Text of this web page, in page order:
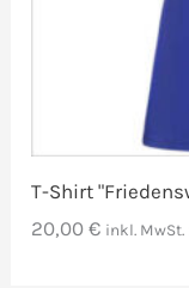
T-Shirt
20,00€ inkl. MwSt.